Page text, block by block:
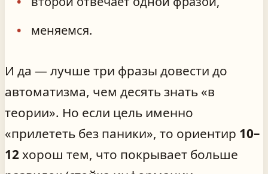
меняемся.
И да — лучше три фразы довести до
автоматизма, чем десять знать «в
теории». Но если цель именно
«прилететь без паники», то ориентир 10–
12хорош тем, что покрывает больше